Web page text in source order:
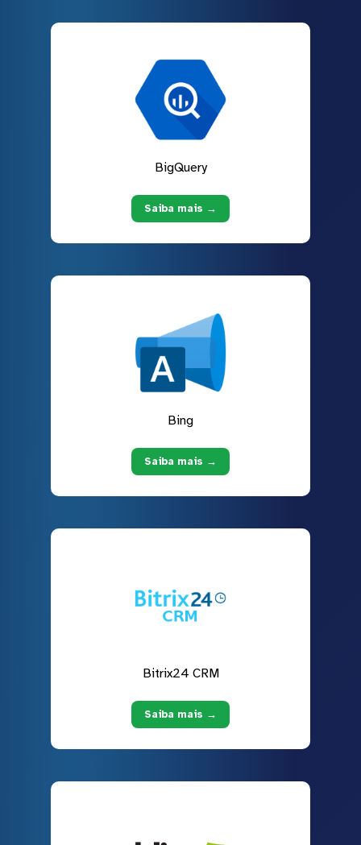
BigQuery
Saiba mais →
Bing
Saiba mais →
Bitrix24 CRM
Saiba mais →